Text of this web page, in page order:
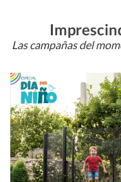
Las campañas del